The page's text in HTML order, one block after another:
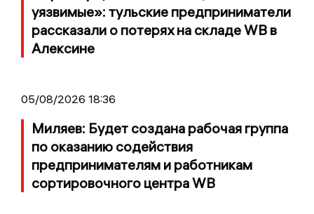
уязвимые»: тульские предприниматели
рассказали о потерях на складе WB в
Алексине
05/08/2026 18:36
Миляев: Будет создана рабочая группа
по оказанию содействия
предпринимателям и работникам
сортировочного центра WB